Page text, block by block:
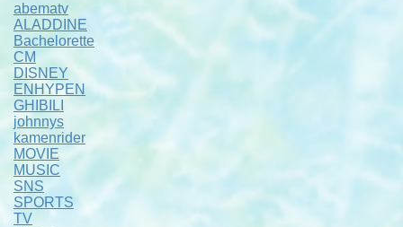
abematv
ALADDINE
Bachelorette
CM
DISNEY
ENHYPEN
GHIBILI
johnnys
kamenrider
MOVIE
MUSIC
SNS
SPORTS
TV